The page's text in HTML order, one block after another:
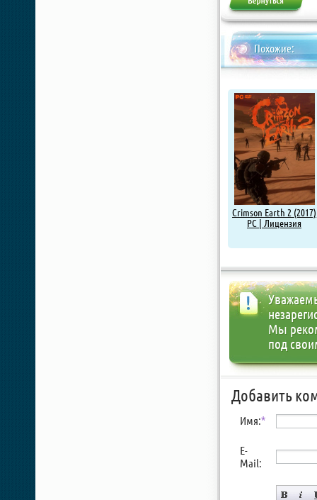
Похожие:
Crimson Earth 2 (2017)
PC | Лицензия
Мы
под
Добавить
Имя:*
E-
Mail: